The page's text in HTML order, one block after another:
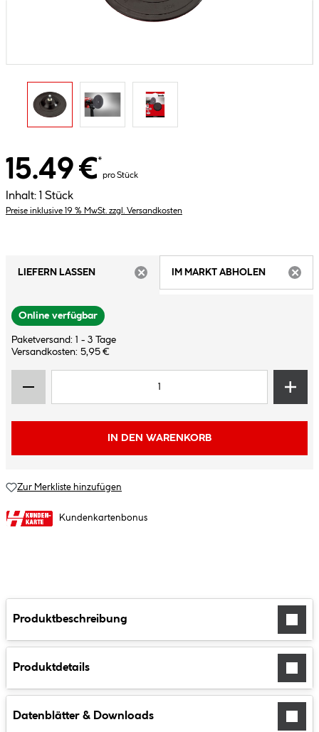
15.49 €*
pro Stück
Inhalt: 1 Stück
Preise inklusive 19 % MwSt. zzgl. Versandkosten
LIEFERN LASSEN
IM MARKT ABHOLEN
Online verfügbar
Paketversand: 1 - 3 Tage
Versandkosten: 5,95 €
IN DEN WARENKORB
Zur Merkliste hinzufügen
Kundenkartenbonus
Produktbeschreibung
Produktdetails
Datenblätter & Downloads